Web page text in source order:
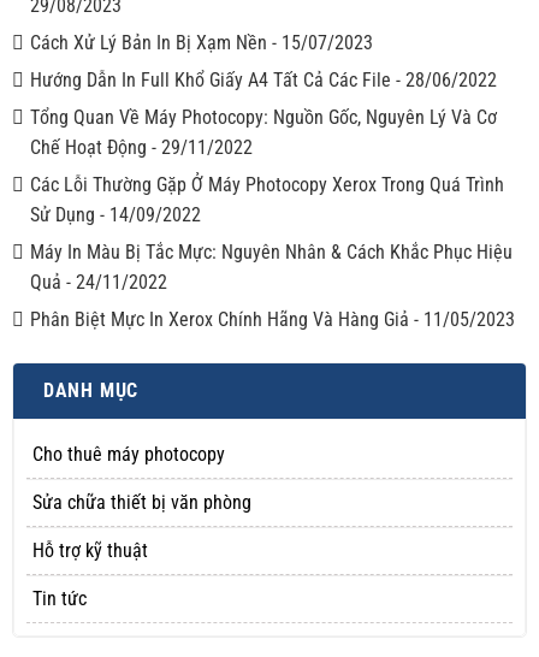
DANH MỤC
Cho thuê máy photocopy
Sửa chữa thiết bị văn phòng
Hỗ trợ kỹ thuật
Tin tức
29/08/2023
Cách Xử Lý Bản In Bị Xạm Nền - 15/07/2023
Hướng Dẫn In Full Khổ Giấy A4 Tất Cả Các File - 28/06/2022
Tổng Quan Về Máy Photocopy: Nguồn Gốc, Nguyên Lý Và Cơ
Chế Hoạt Động - 29/11/2022
Các Lỗi Thường Gặp Ở Máy Photocopy Xerox Trong Quá Trình
Sử Dụng - 14/09/2022
Máy In Màu Bị Tắc Mực: Nguyên Nhân & Cách Khắc Phục Hiệu
Quả - 24/11/2022
Phân Biệt Mực In Xerox Chính Hãng Và Hàng Giả - 11/05/2023